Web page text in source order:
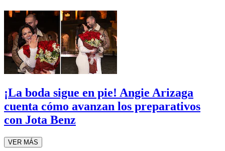
¡La boda sigue en pie! Angie Arizaga
cuenta cómo avanzan los preparativos
con Jota Benz
VER MÁS